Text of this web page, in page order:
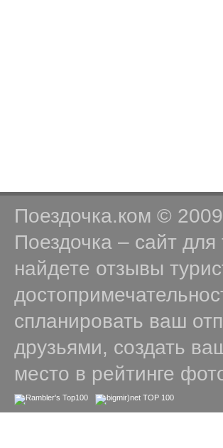
Поездочка.ком ©
Поездочка – сайт
найдете отзывы
спланировать ваш
друзьями, создать
место в рейтинге